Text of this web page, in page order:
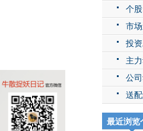
个
市
投
主
公
送
最近浏览